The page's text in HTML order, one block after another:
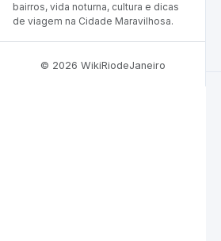
bairros, vida noturna, cultura e dicas
de viagem na Cidade Maravilhosa.
© 2026 WikiRiodeJaneiro